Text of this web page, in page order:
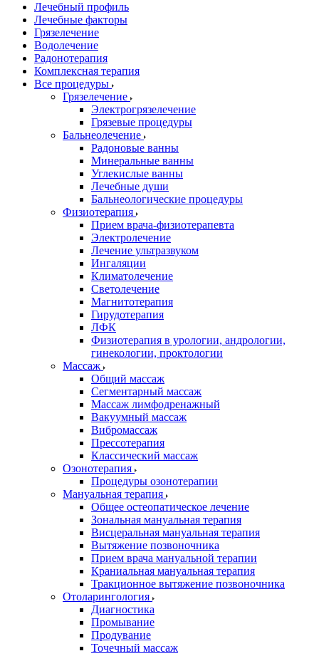
Лечебный профиль
Лечебные факторы
Грязелечение
Водолечение
Радонотерапия
Комплексная терапия
Все процедуры
Грязелечение
Электрогрязелечение
Грязевые процедуры
Бальнеолечение
Радоновые ванны
Минеральные ванны
Углекислые ванны
Лечебные души
Бальнеологические процедуры
Физиотерапия
Прием врача-физиотерапевта
Электролечение
Лечение ультразвуком
Ингаляции
Климатолечение
Светолечение
Магнитотерапия
Гирудотерапия
ЛФК
Физиотерапия в урологии, андрологии,
гинекологии, проктологии
Массаж
Общий массаж
Сегментарный массаж
Массаж лимфодренажный
Вакуумный массаж
Вибромассаж
Прессотерапия
Классический массаж
Озонотерапия
Процедуры озонотерапии
Мануальная терапия
Общее остеопатическое лечение
Зональная мануальная терапия
Висцеральная мануальная терапия
Вытяжение позвоночника
Прием врача мануальной терапии
Краниальная мануальная терапия
Тракционное вытяжение позвоночника
Отоларингология
Диагностика
Промывание
Продувание
Точечный массаж